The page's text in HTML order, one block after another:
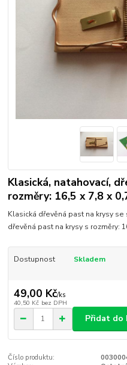
Klasická, natahovací,
rozměry: 16,5 x 7,8 x
Klasická dřevěná past na krysy
dřevěná past na krysy s rozměry:
Dostupnost Skladem
49,00 Kč/ks
40,50 Kč bez DPH
Přidat do
Číslo produktu: